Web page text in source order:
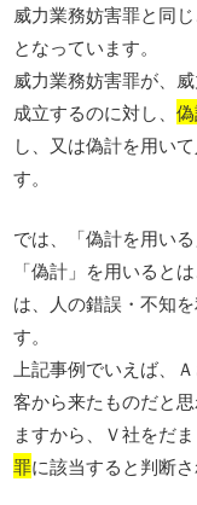
威力業務妨害罪と同
となっています。
威力業務妨害罪が、
成立するのに対し、
し、又は偽計を用い
す。
では、「偽計を用い
「偽計」を用いると
は、人の錯誤・不知
す。
上記事例でいえば、
客から来たものだと
ますから、Ｖ社をだ
罪に該当すると判断